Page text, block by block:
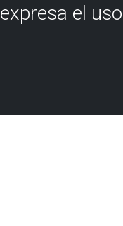
expresa el